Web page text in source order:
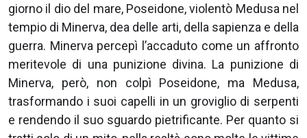
giorno il dio del mare, Poseidone, violentò Medusa nel
tempio di Minerva, dea delle arti, della sapienza e della
guerra. Minerva percepì l’accaduto come un affronto
meritevole di una punizione divina. La punizione di
Minerva, però, non colpì Poseidone, ma Medusa,
trasformando i suoi capelli in un groviglio di serpenti
e rendendo il suo sguardo pietrificante. Per quanto si